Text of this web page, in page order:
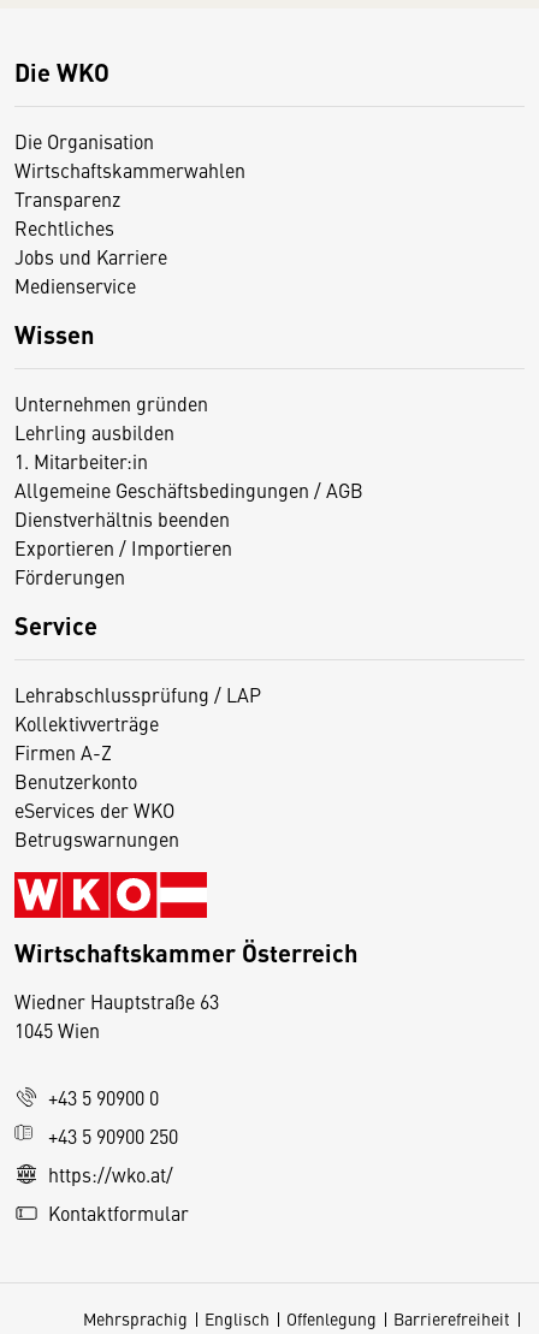
Die WKO
Die Organisation
Wirtschaftskammerwahlen
Transparenz
Rechtliches
Jobs und Karriere
Medienservice
Wissen
Unternehmen gründen
Lehrling ausbilden
1. Mitarbeiter:in
Allgemeine Geschäftsbedingungen / AGB
Dienstverhältnis beenden
Exportieren / Importieren
Förderungen
Service
Lehrabschlussprüfung / LAP
Kollektivverträge
Firmen A-Z
Benutzerkonto
eServices der WKO
Betrugswarnungen
Wirtschaftskammer Österreich
Wiedner Hauptstraße 63
1045 Wien
+43 5 90900 0
+43 5 90900 250
https://wko.at/
Kontaktformular
Mehrsprachig Englisch Offenlegung Barrierefreiheit
D
s
e
S
e